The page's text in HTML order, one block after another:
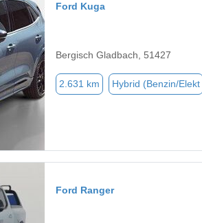
Ford Kuga
Bergisch Gladbach, 51427
2.631 km Hybrid (Benzin/Elekt
Ford Ranger